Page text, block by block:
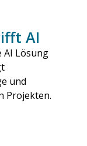
AI
AI Lösung
und
Projekten.